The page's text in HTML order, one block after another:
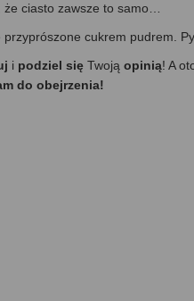
że ciasto zawsze to samo…
cukrem pudrem.
i podziel się Twoją opinią! A
do obejrzenia!